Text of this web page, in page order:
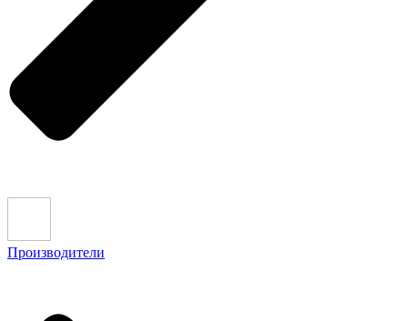
Производители